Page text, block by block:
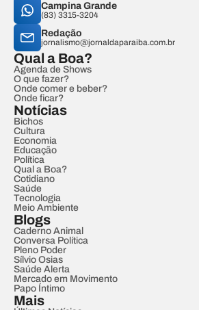
Campina Grande
(83) 3315-3204
Redação
jornalismo@jornaldaparaiba.com.br
Qual a Boa?
Agenda de Shows
O que fazer?
Onde comer e beber?
Onde ficar?
Notícias
Bichos
Cultura
Economia
Educação
Política
Qual a Boa?
Cotidiano
Saúde
Tecnologia
Meio Ambiente
Blogs
Caderno Animal
Conversa Política
Pleno Poder
Sílvio Osias
Saúde Alerta
Mercado em Movimento
Papo Íntimo
Mais